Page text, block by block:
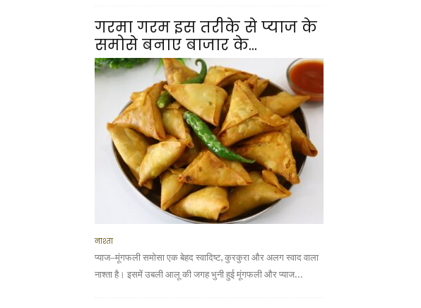
गरमा गरम इस तरीके से प्याज के
समोसे बनाए बाजार के...
नाश्ता
प्याज–मूंगफली समोसा एक बेहद स्वादिष्ट, कुरकुरा और अलग स्वाद वाला
नाश्ता है। इसमें उबली आलू की जगह भुनी हुई मूंगफली और प्याज...